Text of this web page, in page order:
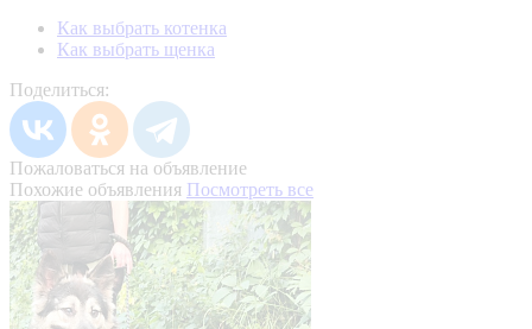
Как выбрать котенка
Как выбрать щенка
Поделиться:
Пожаловаться на объявление
Похожие объявления Посмотреть все